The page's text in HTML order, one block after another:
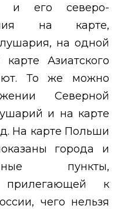
и его северо-
на карте,
на одной
карте Азиатского
То же можно
Северной
и на карте
На карте Польши
города и
пункты,
к
чего нельзя